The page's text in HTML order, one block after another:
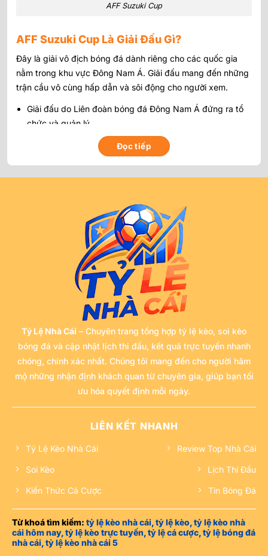
AFF Suzuki Cup
AFF Suzuki Cup Là Giải Đấu Gì?
Đây là giải vô địch bóng đá dành riêng cho các quốc gia
nằm trong khu vực Đông Nam Á. Giải đấu mang đến những
trận cầu vô cùng hấp dẫn và sôi động cho người xem.
Giải đấu do Liên đoàn bóng đá Đông Nam Á đứng ra tổ
chức và quản lý.
Mỗi sự kiện thường được diễn ra đều đặn hai năm một
Các cầu thủ luôn thi đấu hết mình để giành lấy chiếc cúp
Lịch Sử Hình Thành Và Phát Triển Của Giải
Giải vô địch bóng đá Đông Nam Á đã trải qua một chặng
đường dài phát triển. Từng giai đoạn đều để lại những dấu
ấn khó phai trong lòng khán giả.
Những Ngày Đầu Tiên Ra Mắt
Giải đấu bắt đầu được tổ chức lần đầu tiên vào năm 1996
tại đất nước Singapore. Lúc đó, giải mang một cái tên khác
biệt. Mọi người ở khắp nơi đều rất hào hứng chào đón sự
kiện thể thao lớn dành riêng cho khu vực của mình.
Sự Thay Đổi Tên Gọi Qua Các Năm
Trải qua nhiều năm tháng, giải đấu đã thay đổi tên gọi vài
lần. Tùy thuộc vào nhà tài trợ chính, giải có tên gọi gắn liền
với các thương hiệu nổi tiếng. Tuy nhiên, tình yêu to lớn của
mờ.
Bước Ngoặt Trở Thành Giải Đấu Hàng Đầu
Từ một giải đấu quy mô nhỏ, sự kiện bóng đá này đã lớn
mạnh rất nhanh chóng. Bóng đá Đông Nam Á dần khẳng
định được vị trí vững chắc. Nhờ đó, các cầu thủ có thêm
nhiều cơ hội rèn luyện trước khi bước ra đấu trường châu
lục rộng lớn như
Asian Cup
Đọc tiếp
Tỷ Lệ Nhà Cái – Chuyên trang tổng hợp tỷ lệ kèo, soi kèo
bóng đá và cập nhật lịch thi đấu, kết quả trực tuyến nhanh
chóng, chính xác nhất. Chúng tôi mang đến cho người hâm
mộ những nhận định khách quan từ chuyên gia, giúp bạn tối
ưu hóa quyết định mỗi ngày.
LIÊN KẾT NHANH
Tỷ Lệ Kèo Nhà Cái Review Top Nhà Cái
Soi Kèo Lịch Thi Đấu
Kiến Thức Cá Cược Tin Bóng Đá
Từ khoá tìm kiếm: tỷ lệ kèo nhà cái, tỷ lệ kèo, tỷ lệ kèo nhà
cái hôm nay, tỷ lệ kèo trực tuyến, tỷ lệ cá cược, tỷ lệ bóng đá
nhà cái, tỷ lệ kèo nhà cái 5